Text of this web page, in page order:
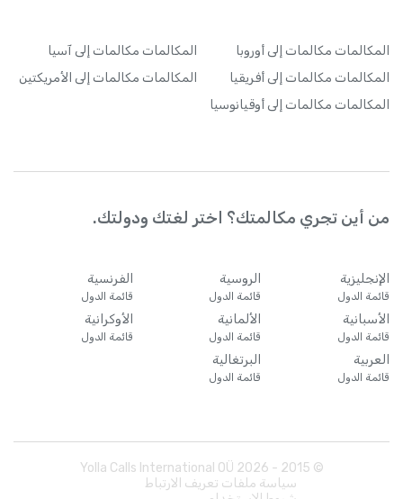
المكالمات مكالمات إلى أوروبا المكالمات مكالمات إلى آسيا
المكالمات مكالمات إلى أفريقيا المكالمات مكالمات إلى الأمريكتين
المكالمات مكالمات إلى أوقيانوسيا
من أين تجري مكالمتك؟ اختر لغتك ودولتك.
الإنجليزية
قائمة الدول
الروسية
قائمة الدول
الفرنسية
قائمة الدول
الأسبانية
قائمة الدول
الألمانية
قائمة الدول
الأوكرانية
قائمة الدول
العربية
قائمة الدول
البرتغالية
قائمة الدول
© 2015 -
2026
سياسة ملفات تعريف الارتباط